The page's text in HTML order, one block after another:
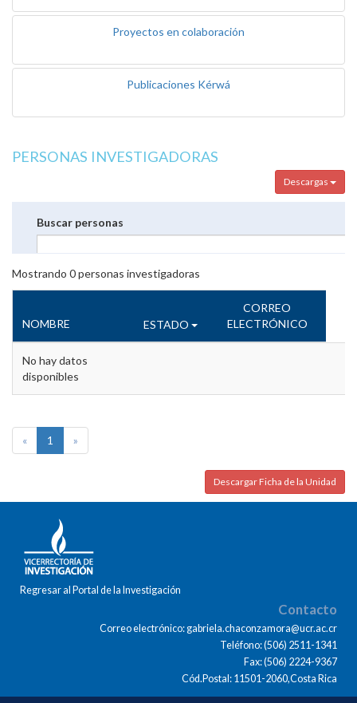
Proyectos en colaboración
Publicaciones Kérwá
PERSONAS INVESTIGADORAS
Descargas
Buscar personas
Mostrando 0personas investigadoras
NOMBRE ESTADO
CORREO
ELECTRÓNICO
No hay datos
disponibles
« 1 »
Descargar Ficha de la Unidad
Regresar al Portal de la Investigación
Contacto
Correo electrónico: gabriela.chaconzamora@ucr.ac.cr
Teléfono: (506) 2511-1341
Fax: (506) 2224-9367
Cód.Postal: 11501-2060,Costa Rica